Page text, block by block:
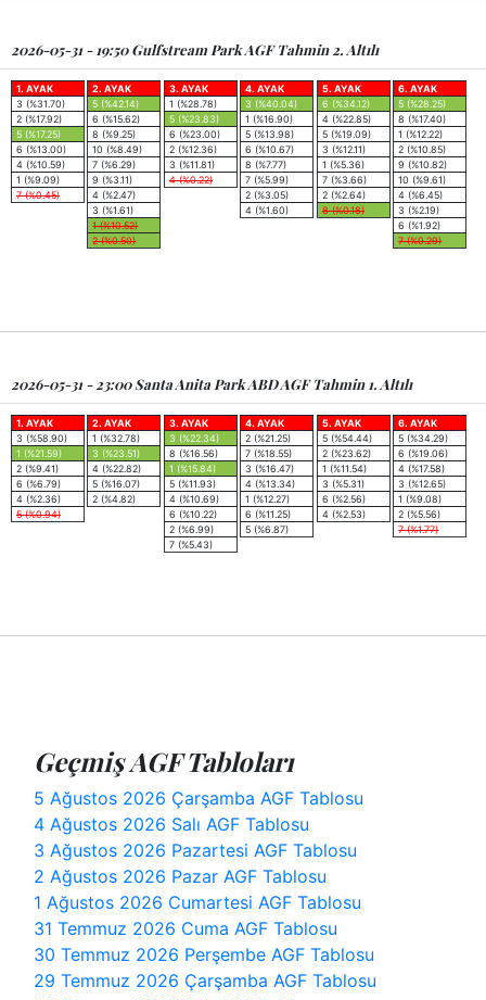
2026-05-31 - 19:50 Gulfstream Park AGF Tahmin 2. Altılı
1. AYAK
3 (%31.70)
2 (%17.92)
5 (%17.25)
6 (%13.00)
4 (%10.59)
1 (%9.09)
7 (%0.45)
2. AYAK
5 (%42.14)
6 (%15.62)
8 (%9.25)
10 (%8.49)
7 (%6.29)
9 (%3.11)
4 (%2.47)
3 (%1.61)
1 (%10.52)
2 (%0.50)
3. AYAK
1 (%28.78)
5 (%23.83)
6 (%23.00)
2 (%12.36)
3 (%11.81)
4 (%0.22)
4. AYAK
3 (%40.04)
1 (%16.90)
5 (%13.98)
6 (%10.67)
8 (%7.77)
7 (%5.99)
2 (%3.05)
4 (%1.60)
5. AYAK
6 (%34.12)
4 (%22.85)
5 (%19.09)
3 (%12.11)
1 (%5.36)
7 (%3.66)
2 (%2.64)
8 (%0.18)
6. AYAK
5 (%28.25)
8 (%17.40)
1 (%12.22)
2 (%10.85)
9 (%10.82)
10 (%9.61)
4 (%6.45)
3 (%2.19)
6 (%1.92)
7 (%0.29)
2026-05-31 - 23:00 Santa Anita Park ABD AGF Tahmin 1. Altılı
1. AYAK
3 (%58.90)
1 (%21.59)
2 (%9.41)
6 (%6.79)
4 (%2.36)
5 (%0.94)
2. AYAK
1 (%32.78)
3 (%23.51)
4 (%22.82)
5 (%16.07)
2 (%4.82)
3. AYAK
3 (%22.34)
8 (%16.56)
1 (%15.84)
5 (%11.93)
4 (%10.69)
6 (%10.22)
2 (%6.99)
7 (%5.43)
4. AYAK
2 (%21.25)
7 (%18.55)
3 (%16.47)
4 (%13.34)
1 (%12.27)
6 (%11.25)
5 (%6.87)
5. AYAK
5 (%54.44)
2 (%23.62)
1 (%11.54)
3 (%5.31)
6 (%2.56)
4 (%2.53)
6. AYAK
5 (%34.29)
6 (%19.06)
4 (%17.58)
3 (%12.65)
1 (%9.08)
2 (%5.56)
7 (%1.77)
Geçmiş AGF Tabloları
5 Ağustos 2026 Çarşamba AGF Tablosu
4 Ağustos 2026 Salı AGF Tablosu
3 Ağustos 2026 Pazartesi AGF Tablosu
2 Ağustos 2026 Pazar AGF Tablosu
1 Ağustos 2026 Cumartesi AGF Tablosu
31 Temmuz 2026 Cuma AGF Tablosu
30 Temmuz 2026 Perşembe AGF Tablosu
29 Temmuz 2026 Çarşamba AGF Tablosu